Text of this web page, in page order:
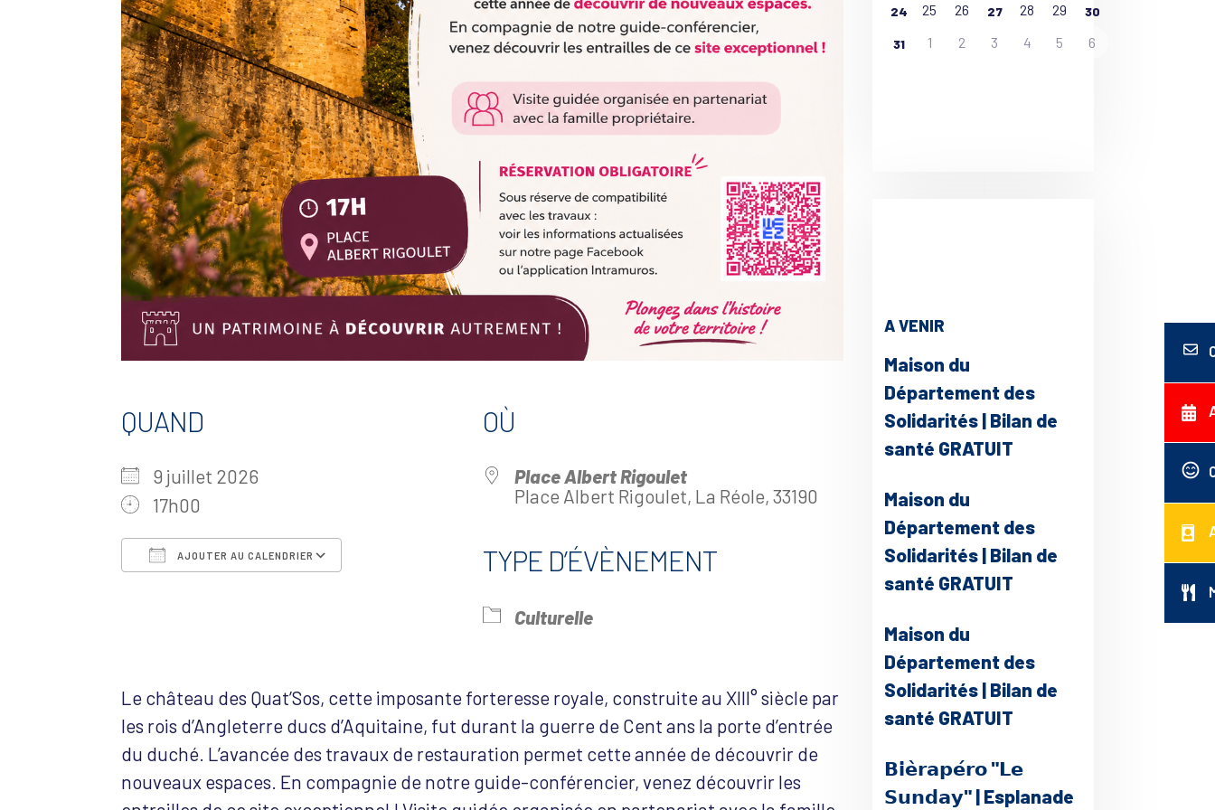
QUAND
9 juillet 2026
17h00
AJOUTER AU CALENDRIER
Outlook Live
OÙ
Place Albert Rigoulet
Place Albert Rigoulet, La Réole, 33190
TYPE D’ÉVÈNEMENT
Culturelle
Le château des Quat’Sos, cette imposante forteresse royale, construite au XIII° siècle par
les rois d’Angleterre ducs d’Aquitaine, fut durant la guerre de Cent ans la porte d’entrée
du duché. L’avancée des travaux de restauration permet cette année de découvrir de
nouveaux espaces. En compagnie de notre guide-conférencier, venez découvrir les
24 25 26 27 28 29 30
31 1 2 3 4 5 6
A VENIR
Maison du
Département des
Solidarités | Bilan de
santé GRATUIT
Maison du
Département des
Solidarités | Bilan de
santé GRATUIT
Maison du
Département des
Solidarités | Bilan de
santé GRATUIT
𝗕𝗶𝗲̀𝗿𝗮𝗽𝗲́𝗿𝗼 "𝗟𝗲
𝗦𝘂𝗻𝗱𝗮𝘆" | Esplanade